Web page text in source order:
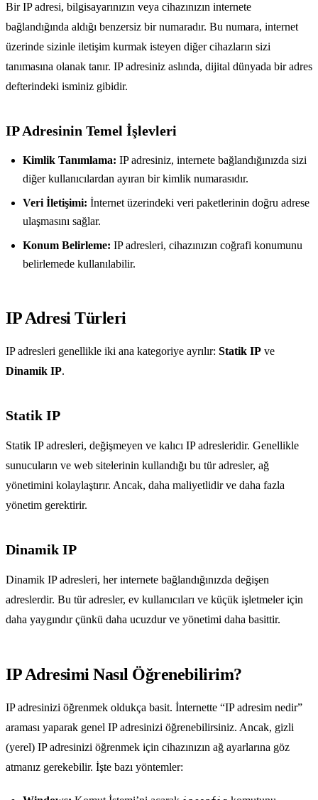
Bir IP adresi, bilgisayarınızın veya cihazınızın internete
bağlandığında aldığı benzersiz bir numaradır. Bu numara, internet
üzerinde sizinle iletişim kurmak isteyen diğer cihazların sizi
tanımasına olanak tanır. IP adresiniz aslında, dijital dünyada bir adres
defterindeki isminiz gibidir.
IP Adresinin Temel İşlevleri
Kimlik Tanımlama: IP adresiniz, internete bağlandığınızda sizi
diğer kullanıcılardan ayıran bir kimlik numarasıdır.
Veri İletişimi: İnternet üzerindeki veri paketlerinin doğru adrese
ulaşmasını sağlar.
Konum Belirleme: IP adresleri, cihazınızın coğrafi konumunu
belirlemede kullanılabilir.
IP Adresi Türleri
IP adresleri genellikle iki ana kategoriye ayrılır: Statik IP ve
Dinamik IP.
Statik IP
Statik IP adresleri, değişmeyen ve kalıcı IP adresleridir. Genellikle
sunucuların ve web sitelerinin kullandığı bu tür adresler, ağ
yönetimini kolaylaştırır. Ancak, daha maliyetlidir ve daha fazla
yönetim gerektirir.
Dinamik IP
Dinamik IP adresleri, her internete bağlandığınızda değişen
adreslerdir. Bu tür adresler, ev kullanıcıları ve küçük işletmeler için
daha yaygındır çünkü daha ucuzdur ve yönetimi daha basittir.
IP Adresimi Nasıl Öğrenebilirim?
IP adresinizi öğrenmek oldukça basit. İnternette “IP adresim nedir”
araması yaparak genel IP adresinizi öğrenebilirsiniz. Ancak, gizli
(yerel) IP adresinizi öğrenmek için cihazınızın ağ ayarlarına göz
atmanız gerekebilir. İşte bazı yöntemler: